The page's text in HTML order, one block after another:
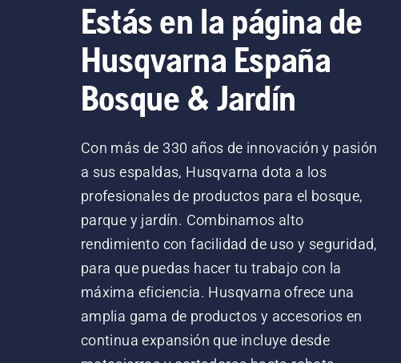
Estás en la página de
Husqvarna España
Bosque & Jardín
Con más de 330 años de innovación y pasión
a sus espaldas, Husqvarna dota a los
profesionales de productos para el bosque,
parque y jardín. Combinamos alto
rendimiento con facilidad de uso y seguridad,
para que puedas hacer tu trabajo con la
máxima eficiencia. Husqvarna ofrece una
amplia gama de productos y accesorios en
continua expansión que incluye desde